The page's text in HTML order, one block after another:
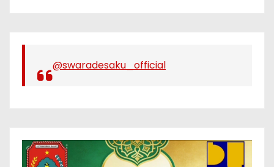
@swaradesaku_official